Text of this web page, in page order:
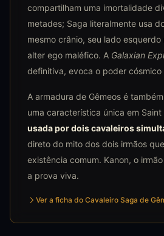
compartilham uma imortalidade
metades; Saga literalmente usa
mesmo crânio, seu lado
alter ego maléfico. A Galaxian
definitiva, evoca o poder cósmico
A armadura de Gêmeos é
uma característica única em Saint
usada por dois cavaleiros
direto do mito dos dois irmãos
existência comum. Kanon, o
a prova viva.
Ver a ficha do Cavaleiro Saga de